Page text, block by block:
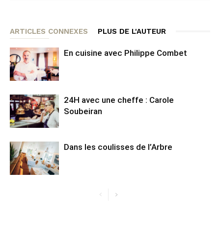
ARTICLES CONNEXES PLUS DE L'AUTEUR
En cuisine avec Philippe Combet
24H avec une cheffe : Carole
Soubeiran
Dans les coulisses de l’Arbre